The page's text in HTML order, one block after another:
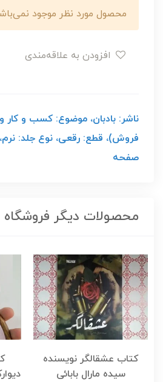
محصول مورد نظر موجود
ناشر: بادبان، موضوع: کسب و کار و
صفحه
محصولات دیگر فروشگاه
کتاب عشقالگر نویسنده
سیده مارال بابائی